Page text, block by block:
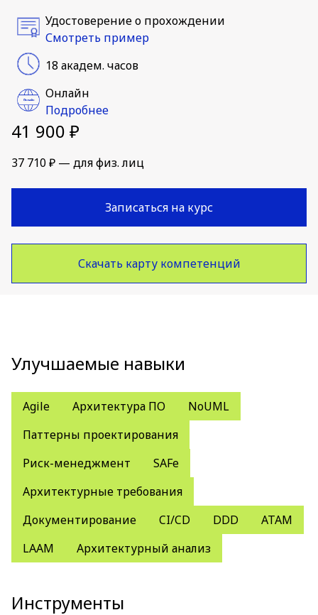
Удостоверение о прохождении
Смотреть пример
18 академ. часов
Онлайн
Подробнее
41 900 ₽
37 710 ₽ — для физ. лиц
Записаться на курс
Скачать карту компетенций
Улучшаемые навыки
Agile Архитектура ПО
NoUML
Паттерны проектирования
Риск-менеджмент
SAFe
Архитектурные требования
Документирование
CI/CD DDD
ATAM
LAAM
Архитектурный анализ
Инструменты